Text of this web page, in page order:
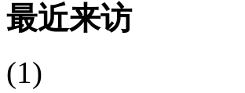
最近来访
(1)